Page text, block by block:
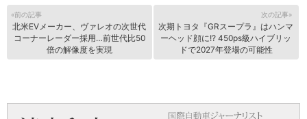
«前の記事
北米EVメーカー、ヴァレオの次世代
コーナーレーダー採用…前世代比50
倍の解像度を実現
次の記事»
次期トヨタ『GRスープラ』はハンマ
ーヘッド顔に!? 450ps級ハイブリッ
ドで2027年登場の可能性